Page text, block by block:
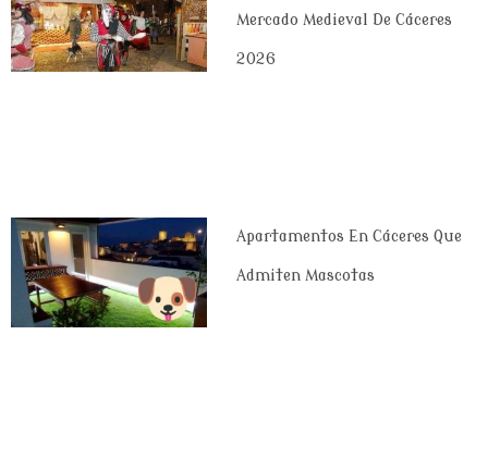
Mercado Medieval De Cáceres
2026
Apartamentos En Cáceres Que
Admiten Mascotas